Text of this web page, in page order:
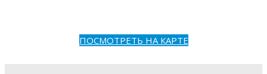
ПОСМОТРЕТЬ НА КАРТЕ